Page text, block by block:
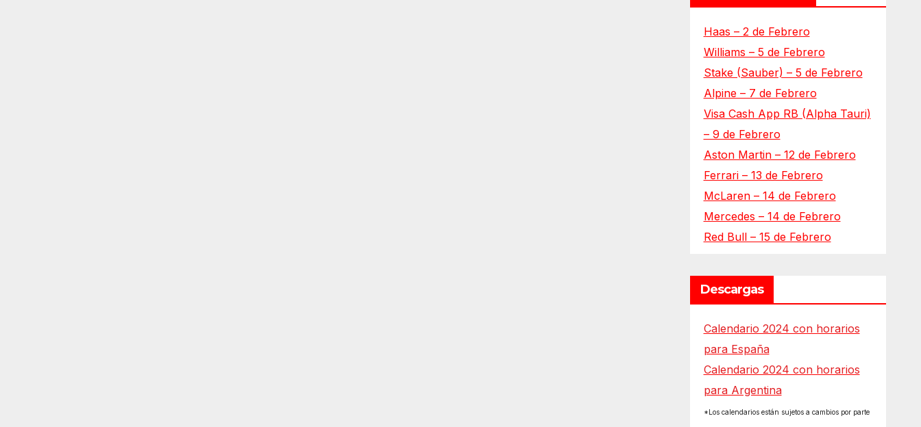
Haas – 2 de Febrero
Williams – 5 de Febrero
Stake (Sauber) – 5 de Febrero
Alpine – 7 de Febrero
Visa Cash App RB (Alpha Tauri)
– 9 de Febrero
Aston Martin – 12 de Febrero
Ferrari – 13 de Febrero
McLaren – 14 de Febrero
Mercedes – 14 de Febrero
Red Bull – 15 de Febrero
Descargas
Calendario 2024 con horarios
para España
Calendario 2024 con horarios
para Argentina
*Los calendarios están sujetos a cambios por parte